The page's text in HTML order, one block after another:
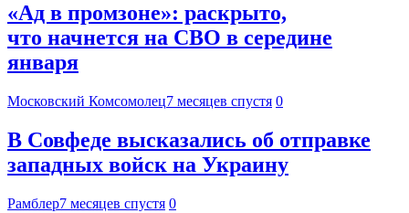
«Ад в промзоне»: раскрыто,
что начнется на СВО в середине
января
Московский Комсомолец7 месяцев спустя 0
В Совфеде высказались об отправке
западных войск на Украину
Рамблер7 месяцев спустя 0